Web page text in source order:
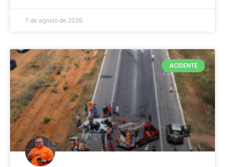
7 de agosto de 2026
ACIDENTE